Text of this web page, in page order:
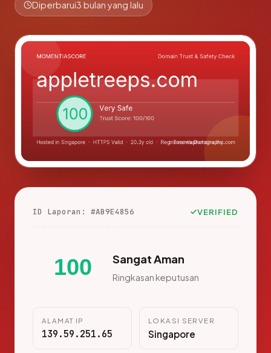
Diperbarui3 bulan yang lalu
ID Laporan: #AB9E4856 VERIFIED
100 Sangat Aman
Ringkasan keputusan
ALAMAT IP
139.59.251.65
LOKASI SERVER
Singapore